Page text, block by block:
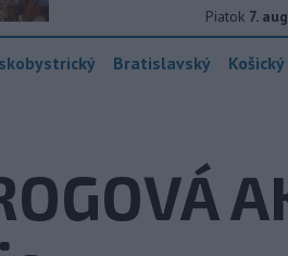
Piatok 7.
Bratislavský Košický